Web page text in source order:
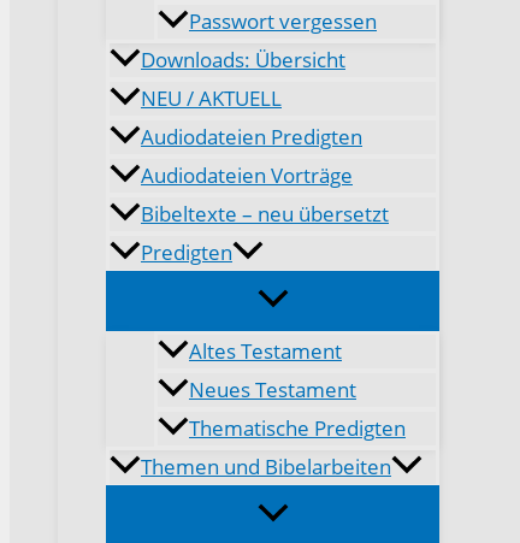
Passwort vergessen
Downloads: Übersicht
NEU / AKTUELL
Audiodateien Predigten
Audiodateien Vorträge
Bibeltexte – neu übersetzt
Predigten
Altes Testament
Neues Testament
Thematische Predigten
Themen und Bibelarbeiten